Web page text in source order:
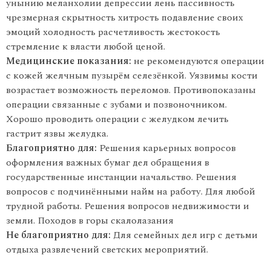
унынию меланхолии депрессии лень пассивность
чрезмерная скрытность хитрость подавление своих
эмоций холодность расчетливость жестокость
стремление к власти любой ценой.
Медицинские показания: не рекомендуются операции
с кожей желчным пузырём селезёнкой. Уязвимы кости
возрастает возможность переломов. Противопоказаны
операции связанные с зубами и позвоночником.
Хорошо проводить операции с желудком лечить
гастрит язвы желудка.
Благоприятно для: Решения карьерных вопросов
оформления важных бумаг дел обращения в
государственные инстанции начальство. Решения
вопросов с подчинёнными найм на работу. Для любой
трудной работы. Решения вопросов недвижимости и
земли. Походов в горы скалолазания
Не благоприятно для: Для семейных дел игр с детьми
отдыха развлечений светских мероприятий.